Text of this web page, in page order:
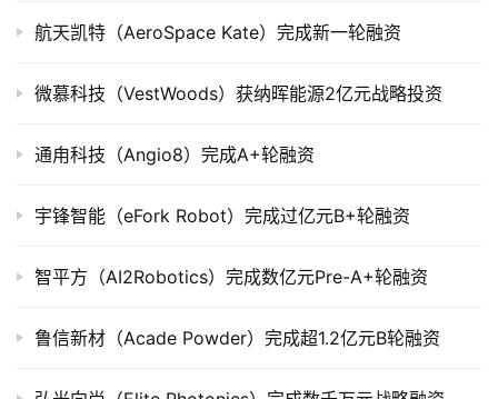
投
据
创
院
航天凯特（AeroSpace Kate）完成新一轮融资
微慕科技（VestWoods）获纳晖能源2亿元战略投资
通甪科技（Angio8）完成A+轮融资
宇锋智能（eFork Robot）完成过亿元B+轮融资
智平方（AI2Robotics）完成数亿元Pre-A+轮融资
鲁信新材（Acade Powder）完成超1.2亿元B轮融资